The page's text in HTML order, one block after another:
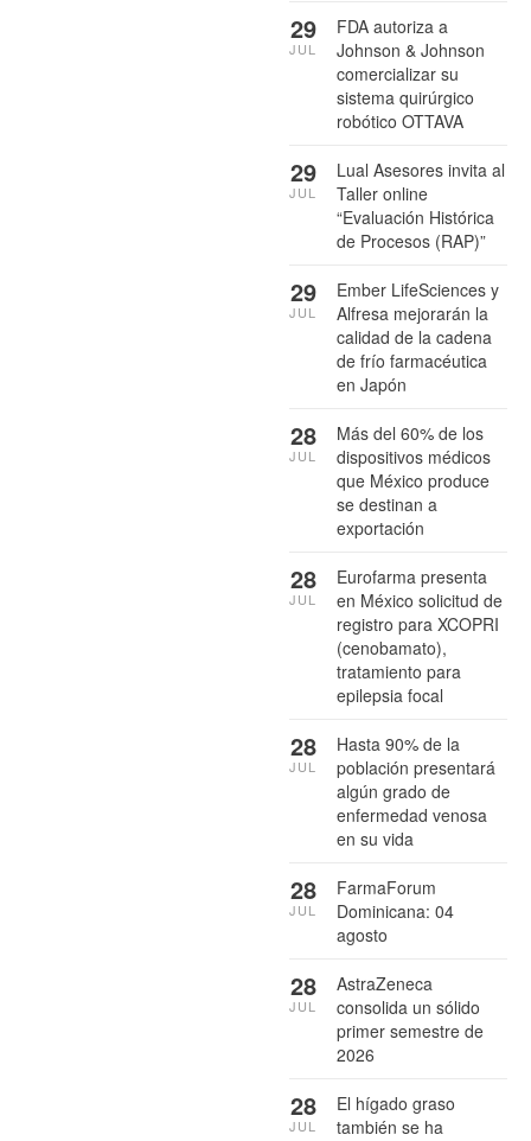
FDA autoriza a
Johnson & Johnson
comercializar su
sistema quirúrgico
robótico OTTAVA
29
JUL
Lual Asesores invita al
Taller online
“Evaluación Histórica
de Procesos (RAP)”
29
JUL
Ember LifeSciences y
Alfresa mejorarán la
calidad de la cadena
de frío farmacéutica
en Japón
29
JUL
Más del 60% de los
dispositivos médicos
que México produce
se destinan a
exportación
28
JUL
Eurofarma presenta
en México solicitud de
registro para XCOPRI
(cenobamato),
tratamiento para
epilepsia focal
28
JUL
Hasta 90% de la
población presentará
algún grado de
enfermedad venosa
en su vida
28
JUL
FarmaForum
Dominicana: 04
agosto
28
JUL
AstraZeneca
consolida un sólido
primer semestre de
2026
28
JUL
El hígado graso
también se ha
28
JUL